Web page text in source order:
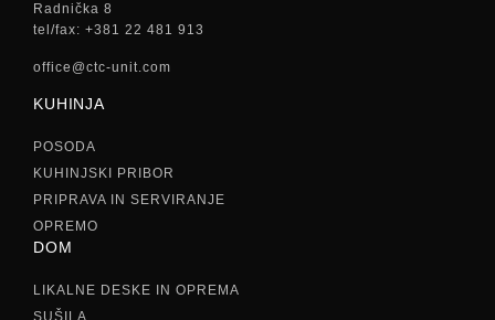
Radnička 8
tel/fax: +381 22 481 913
office@ctc-unit.com
KUHINJA
POSODA
KUHINJSKI PRIBOR
PRIPRAVA IN SERVIRANJE
OPREMO
DOM
LIKALNE DESKE IN OPREMA
SUŠILA